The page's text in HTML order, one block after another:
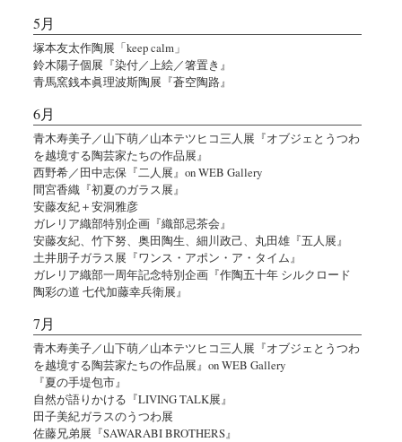
5月
塚本友太作陶展「keep calm」
鈴木陽子個展『染付／上絵／箸置き』
青馬窯銭本眞理波斯陶展『蒼空陶路』
6月
青木寿美子／山下萌／山本テツヒコ三人展『オブジェとうつわ
を越境する陶芸家たちの作品展』
西野希／田中志保『二人展』on WEB Gallery
間宮香織『初夏のガラス展』
安藤友紀＋安洞雅彦
ガレリア織部特別企画『織部忌茶会』
安藤友紀、竹下努、奥田陶生、細川政己、丸田雄『五人展』
土井朋子ガラス展『ワンス・アポン・ア・タイム』
ガレリア織部一周年記念特別企画『作陶五十年 シルクロード
陶彩の道 七代加藤幸兵衛展』
7月
青木寿美子／山下萌／山本テツヒコ三人展『オブジェとうつわ
を越境する陶芸家たちの作品展』on WEB Gallery
『夏の手堤包市』
自然が語りかける『LIVING TALK展』
田子美紀ガラスのうつわ展
佐藤兄弟展『SAWARABI BROTHERS』